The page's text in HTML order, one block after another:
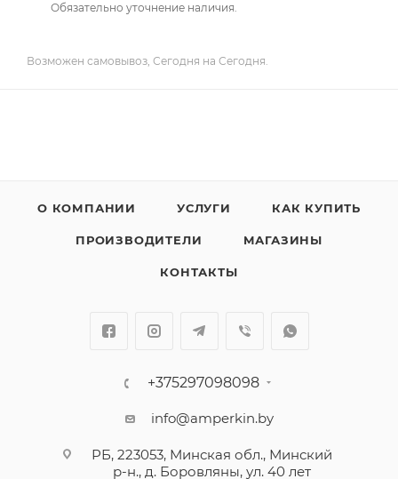
Обязательно уточнение наличия.
Возможен самовывоз, Сегодня на Сегодня.
О КОМПАНИИ УСЛУГИ КАК КУПИТЬ
ПРОИЗВОДИТЕЛИ МАГАЗИНЫ
КОНТАКТЫ
+375297098098
info@amperkin.by
РБ, 223053, Минская обл., Минский
р-н., д. Боровляны, ул. 40 лет